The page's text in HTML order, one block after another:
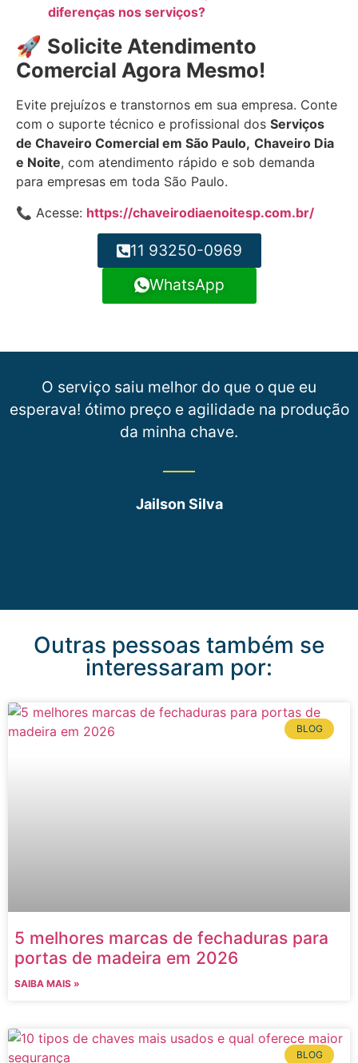
diferenças nos serviços?
🚀 Solicite Atendimento
Comercial Agora Mesmo!
Evite prejuízos e transtornos em sua empresa. Conte
com o suporte técnico e profissional dos Serviços
de Chaveiro Comercial em São Paulo, Chaveiro Dia
e Noite, com atendimento rápido e sob demanda
para empresas em toda São Paulo.
📞 Acesse: https://chaveirodiaenoitesp.com.br/
11 93250-0969
WhatsApp
O serviço saiu melhor do que o que eu
esperava! ótimo preço e agilidade na produção
da minha chave.
Jailson Silva
Outras pessoas também se
interessaram por:
BLOG
5 melhores marcas de fechaduras para
portas de madeira em 2026
SAIBA MAIS »
BLOG